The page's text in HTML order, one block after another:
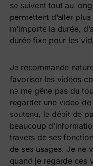
se suivent tout au
permettent d’aller
m’importe la durée,
durée fixe pour les
Je recommande
favoriser les vidéos
ne me gêne pas du
regarder une vidéo
soutenu, le débit de
beaucoup
travers de ses
de ses usages. Je ne
quand je regarde ces